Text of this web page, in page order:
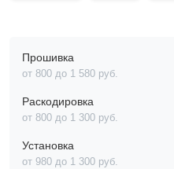
Прошивка
от 800 до 1 580 pyб.
Раскодировка
от 800 до 1 300 pyб.
Установка
от 980 до 1 300 pyб.